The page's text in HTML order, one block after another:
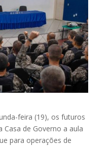
feira (19), os futuros
Casa de Governo a aula
para operações de